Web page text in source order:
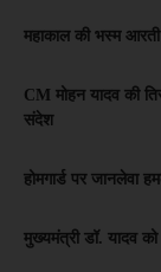
महाकाल की भस्म आरती
CM मोहन यादव की
संदेश
होमगार्ड पर जानलेवा
मुख्यमंत्री डॉ. यादव